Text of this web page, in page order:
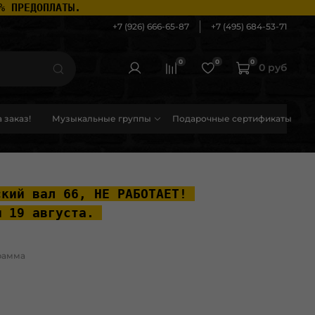
ПРЕДОПЛАТЫ.
+7 (926) 666-65-87 +7 (495) 684-53-71
0 0 0
0 руб
заказ! Музыкальные группы Подарочные сертификаты
вал 66, НЕ РАБОТАЕТ!
19 августа.